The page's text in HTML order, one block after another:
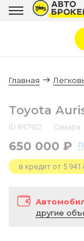
Главная
Toyota
ID 897922 Самара
650 000 ₽
в кредит от 5
другие